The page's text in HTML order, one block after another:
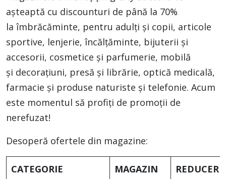
așteaptă cu discounturi de până la 70%
la îmbrăcăminte, pentru adulți și copii, articole
sportive, lenjerie, încălțăminte, bijuterii și
accesorii, cosmetice și parfumerie, mobilă
și decorațiuni, presă și librărie, optică medicală,
farmacie și produse naturiste și telefonie. Acum
este momentul să profiți de promoții de
nerefuzat!
Desoperă ofertele din magazine:
CATEGORIE MAGAZIN REDUCERE